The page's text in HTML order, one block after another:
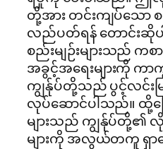
တို့အား တင်းကျပ်သော စ
လည်ပတ်ရန် တောင်းဆို
စည်းမျဉ်းများသည် ကစ
အခွင့်အရေးများကို က
ကျွန်ုပ်တို့သည် ပွင့်လင်းမ
လုပ်ဆောင်ပါသည်။ ထို့ကြ
များသည် ကျွန်ုပ်တို့၏
များကို အလွယ်တကူ ရှာ